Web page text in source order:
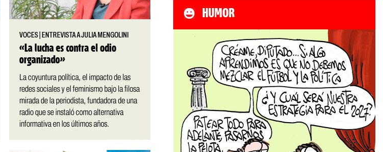
VOCES| ENTREVISTA A JULIA MENGOLINI
«La lucha es contra el odio
organizado»
La coyuntura política, el impacto de las
redes sociales y el feminismo bajo la filosa
mirada de la periodista, fundadora de una
radio que se instaló como alternativa
informativa en los últimos años.
HUMOR